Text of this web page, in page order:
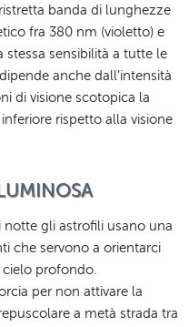
banda di lunghezze
fra 380 nm (violetto) e
stessa sensibilità a tutte le
anche dall’intensità
di visione scotopica la
rispetto alla visione
notte gli astrofili usano una
che servono a orientarci
cielo profondo.
per non attivare la
a metà strada tra